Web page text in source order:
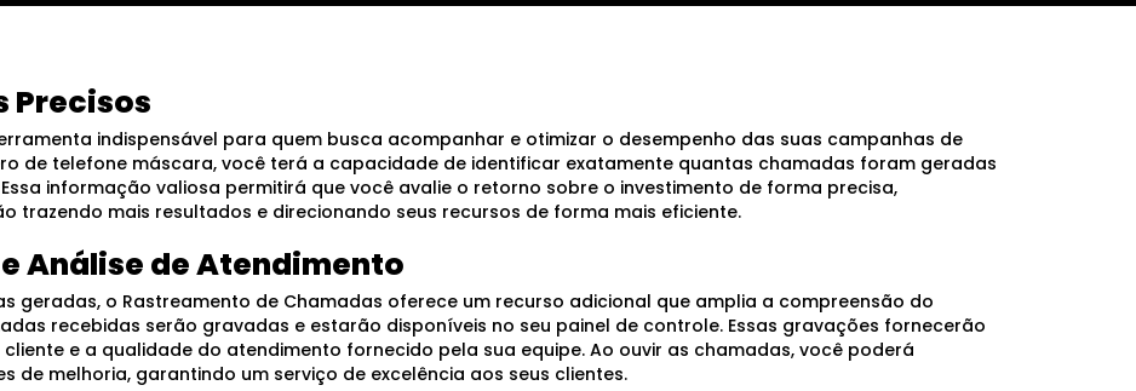
Precisos
indispensável para quem busca acompanhar e otimizar o desempenho das suas campanhas de
de telefone máscara, você terá a capacidade de identificar exatamente quantas chamadas foram geradas
informação valiosa permitirá que você avalie o retorno sobre o investimento de forma precisa,
trazendo mais resultados e direcionando seus recursos de forma mais eficiente.
Análise de Atendimento
geradas, o Rastreamento de Chamadas oferece um recurso adicional que amplia a compreensão do
recebidas serão gravadas e estarão disponíveis no seu painel de controle. Essas gravações fornecerão
e a qualidade do atendimento fornecido pela sua equipe. Ao ouvir as chamadas, você poderá
melhoria, garantindo um serviço de excelência aos seus clientes.